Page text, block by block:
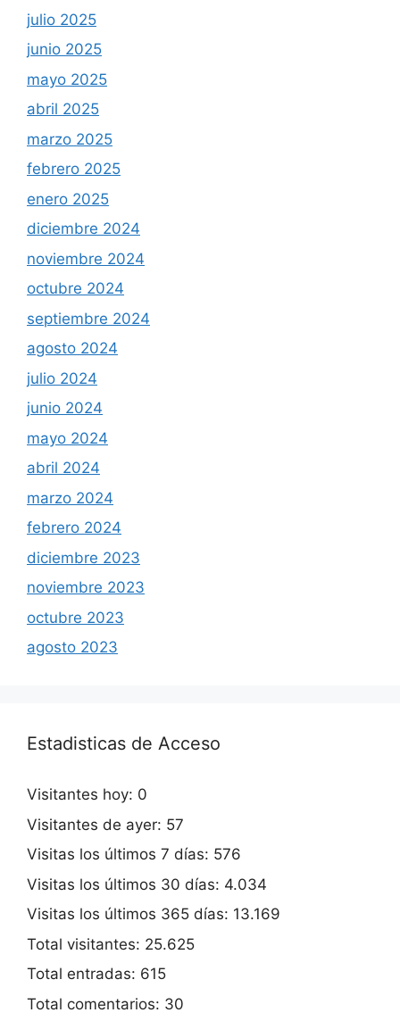
julio 2025
junio 2025
mayo 2025
abril 2025
marzo 2025
febrero 2025
enero 2025
diciembre 2024
noviembre 2024
octubre 2024
septiembre 2024
agosto 2024
julio 2024
junio 2024
mayo 2024
abril 2024
marzo 2024
febrero 2024
diciembre 2023
noviembre 2023
octubre 2023
agosto 2023
Estadisticas de Acceso
Visitantes hoy: 0
Visitantes de ayer: 57
Visitas los últimos 7 días: 576
Visitas los últimos 30 días: 4.034
Visitas los últimos 365 días: 13.169
Total visitantes: 25.625
Total entradas: 615
Total comentarios: 30